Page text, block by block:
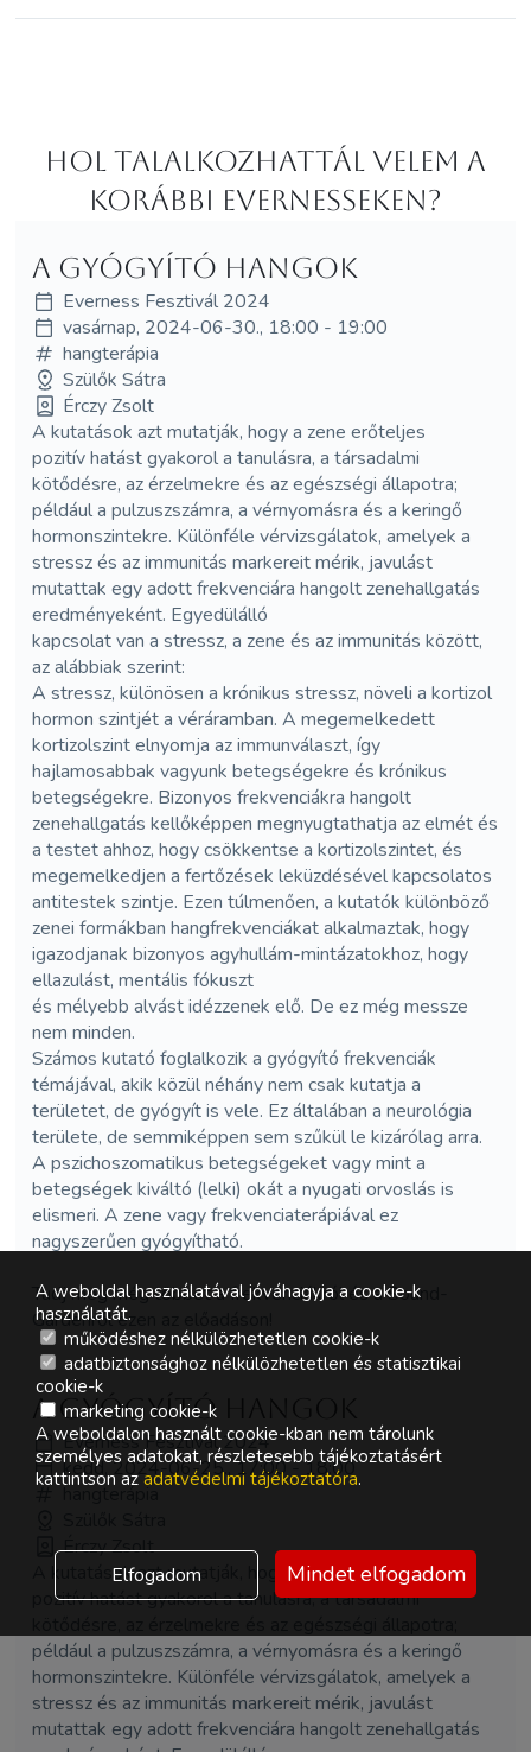
Hol Talalkozhattál velem a
korábbi Evernesseken?
A gyógyító hangok
Everness Fesztivál 2024
vasárnap, 2024-06-30., 18:00 - 19:00
hangterápia
Szülők Sátra
Érczy Zsolt
A kutatások azt mutatják, hogy a zene erőteljes
pozitív hatást gyakorol a tanulásra, a társadalmi
kötődésre, az érzelmekre és az egészségi állapotra;
például a pulzuszszámra, a vérnyomásra és a keringő
hormonszintekre. Különféle vérvizsgálatok, amelyek a
stressz és az immunitás markereit mérik, javulást
mutattak egy adott frekvenciára hangolt zenehallgatás
eredményeként. Egyedülálló
kapcsolat van a stressz, a zene és az immunitás között,
az alábbiak szerint:
A stressz, különösen a krónikus stressz, növeli a kortizol
hormon szintjét a véráramban. A megemelkedett
kortizolszint elnyomja az immunválaszt, így
hajlamosabbak vagyunk betegségekre és krónikus
betegségekre. Bizonyos frekvenciákra hangolt
zenehallgatás kellőképpen megnyugtathatja az elmét és
a testet ahhoz, hogy csökkentse a kortizolszintet, és
megemelkedjen a fertőzések leküzdésével kapcsolatos
antitestek szintje. Ezen túlmenően, a kutatók különböző
zenei formákban hangfrekvenciákat alkalmaztak, hogy
igazodjanak bizonyos agyhullám-mintázatokhoz, hogy
ellazulást, mentális fókuszt
és mélyebb alvást idézzenek elő. De ez még messze
nem minden.
Számos kutató foglalkozik a gyógyító frekvenciák
témájával, akik közül néhány nem csak kutatja a
területet, de gyógyít is vele. Ez általában a neurológia
területe, de semmiképpen sem szűkül le kizárólag arra.
A pszichoszomatikus betegségeket vagy mint a
betegségek kiváltó (lelki) okát a nyugati orvoslás is
elismeri. A zene vagy frekvenciaterápiával ez
nagyszerűen gyógyítható.
Tudj meg még többet a frekvenciákról és a Sound-
Gardenről ezen az előadáson!
A gyógyító hangok
Everness Fesztivál 2024
kedd, 2024-06-25., 17:00 - 18:00
Érczy Zsolt
A kutatások azt mutatják, hogy a zene erőteljes
pozitív hatást gyakorol a tanulásra, a társadalmi
például a pulzuszszámra, a vérnyomásra és a keringő
hormonszintekre. Különféle vérvizsgálatok, amelyek a
stressz és az immunitás markereit mérik, javulást
mutattak egy adott frekvenciára hangolt zenehallgatás
A weboldal használatával jóváhagyja a cookie-k
használatát.
működéshez nélkülözhetetlen cookie-k
adatbiztonsághoz nélkülözhetetlen és statisztikai
cookie-k
marketing cookie-k
A weboldalon használt cookie-kban nem tárolunk
személyes adatokat, részletesebb tájékoztatásért
kattintson az adatvédelmi tájékoztatóra.
Elfogadom Mindet elfogadom